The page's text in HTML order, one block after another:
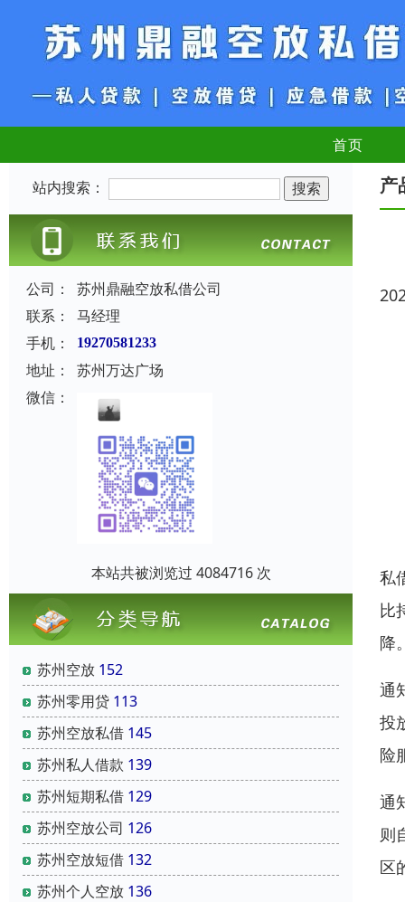
首页
站内搜索：
公司：
苏州鼎融空放私借公司
联系：
马经理
手机：
19270581233
地址：
苏州万达广场
微信：
本站共被浏览过 4084716 次
苏州空放 152
苏州零用贷 113
苏州空放私借 145
苏州私人借款 139
苏州短期私借 129
苏州空放公司 126
苏州空放短借 132
苏州个人空放 136
产
私
比
降
通
投
险
通
则
区